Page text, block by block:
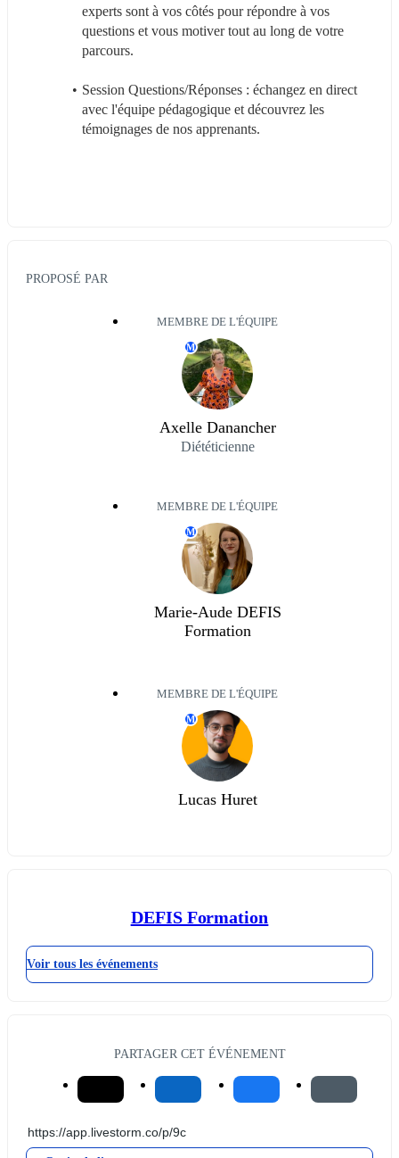
experts sont à vos côtés pour répondre à vos
questions et vous motiver tout au long de votre
parcours.
Session Questions/Réponses : échangez en direct
avec l'équipe pédagogique et découvrez les
témoignages de nos apprenants.
PROPOSÉ PAR
MEMBRE DE L'ÉQUIPE
M
Axelle Danancher
Diététicienne
MEMBRE DE L'ÉQUIPE
M
Marie-Aude DEFIS
Formation
MEMBRE DE L'ÉQUIPE
M
Lucas Huret
DEFIS Formation
Voir tous les événements
PARTAGER CET ÉVÉNEMENT